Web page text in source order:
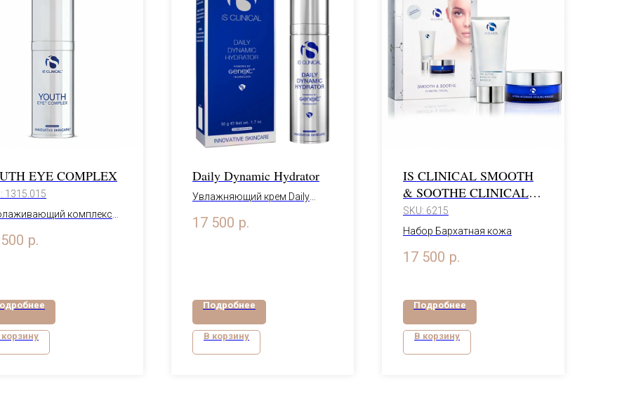
EYE COMPLEX
1315.015
комплекс
уменьшения отечности
р.
корзину
Daily Dynamic Hydrator
Увлажняющий крем Daily
17 500 р.
Подробнее
В корзину
IS CLINICAL SMOOTH
& SOOTHE CLINICAL
FACIAL
SKU: 6215
Набор Бархатная кожа
17 500 р.
Подробнее
В корзину